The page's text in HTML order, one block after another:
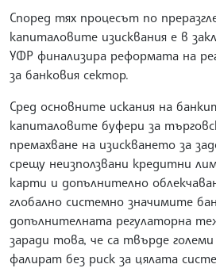
Според тях процесът по
капиталовите изисквания е в
УФР финализира реформата на
за банковия сектор.
Сред основните искания на
капиталовите буфери за
премахване на изискването за
срещу неизползвани кредитни
карти и допълнително
глобално системно значимите
допълнителната регулаторна
заради това, че са твърде големи
фалират без риск за цялата